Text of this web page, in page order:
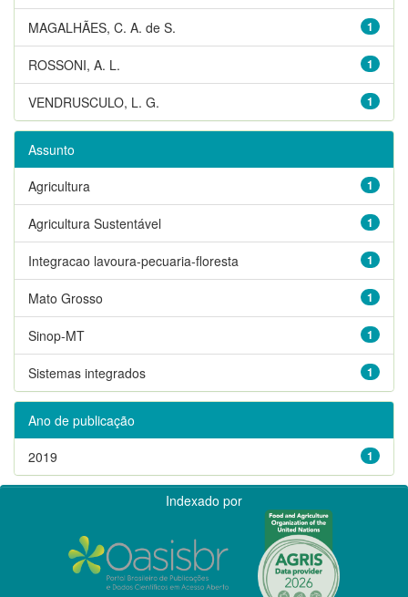
1
MAGALHÃES, C. A. de S.
1
ROSSONI, A. L.
1
VENDRUSCULO, L. G.
Assunto
1
Agricultura
1
Agricultura Sustentável
1
Integracao lavoura-pecuaria-floresta
1
Mato Grosso
1
Sinop-MT
1
Sistemas integrados
Ano de publicação
1
2019
Indexado por